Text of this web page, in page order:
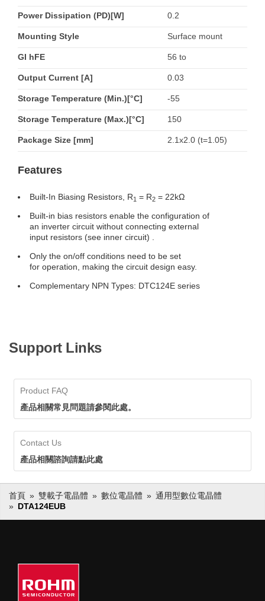
Power Dissipation (PD)[W] 0.2
Mounting Style Surface mount
GI hFE 56 to
Output Current [A] 0.03
Storage Temperature (Min.)[°C] -55
Storage Temperature (Max.)[°C] 150
Package Size [mm] 2.1x2.0 (t=1.05)
Features
Built-In Biasing Resistors, R1 = R2 = 22kΩ
Built-in bias resistors enable the configuration of
an inverter circuit without connecting external
input resistors (see inner circuit) .
Only the on/off conditions need to be set
for operation, making the circuit design easy.
Complementary NPN Types: DTC124E series
Support Links
Product FAQ
產品相關常見問題請參閱此處。
Contact Us
產品相關諮詢請點此處
首頁 雙載子電晶體 數位電晶體
通用型數位電晶體
DTA124EUB